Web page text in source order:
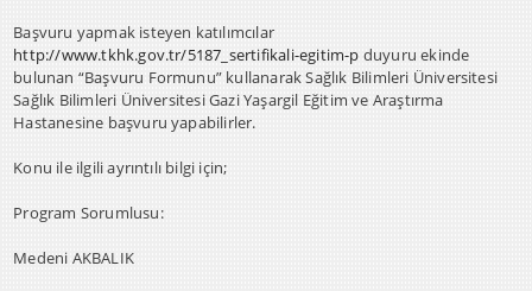
Başvuru yapmak isteyen katılımcılar
http://www.tkhk.gov.tr/5187_sertifikali-egitim-p duyuru ekinde
bulunan “Başvuru Formunu” kullanarak Sağlık Bilimleri Üniversitesi
Sağlık Bilimleri Üniversitesi Gazi Yaşargil Eğitim ve Araştırma
Hastanesine başvuru yapabilirler.
Konu ile ilgili ayrıntılı bilgi için;
Program Sorumlusu:
Medeni AKBALIK